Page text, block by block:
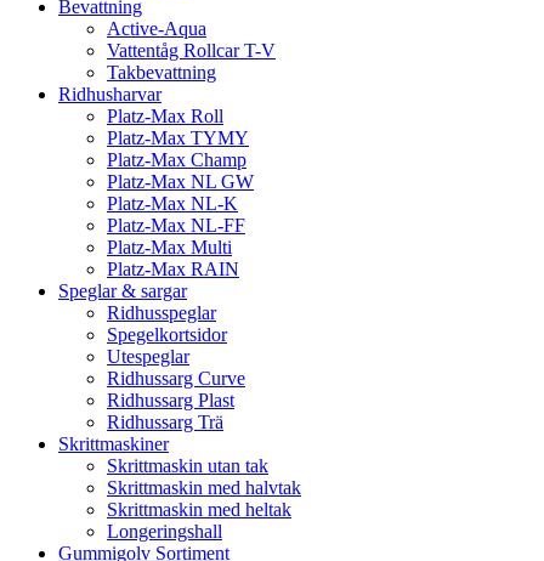
Bevattning
Active-Aqua
Vattentåg Rollcar T-V
Takbevattning
Ridhusharvar
Platz-Max Roll
Platz-Max TYMY
Platz-Max Champ
Platz-Max NL GW
Platz-Max NL-K
Platz-Max NL-FF
Platz-Max Multi
Platz-Max RAIN
Speglar & sargar
Ridhusspeglar
Spegelkortsidor
Utespeglar
Ridhussarg Curve
Ridhussarg Plast
Ridhussarg Trä
Skrittmaskiner
Skrittmaskin utan tak
Skrittmaskin med halvtak
Skrittmaskin med heltak
Longeringshall
Gummigolv Sortiment